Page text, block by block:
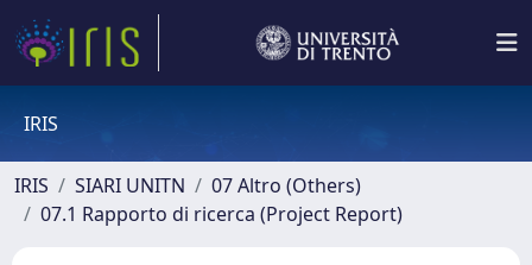
IRIS
IRIS SIARI UNITN
07 Altro (Others)
07.1 Rapporto di ricerca (Project Report)